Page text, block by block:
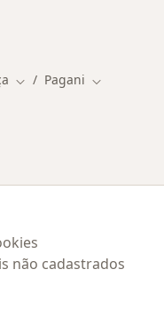
Mudar de cidade
Pagani Mudar de
não cadastrados